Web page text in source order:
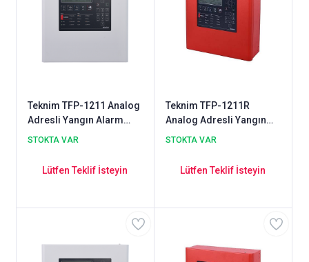
Teknim TFP-1211 Analog
Adresli Yangın Alarm
Paneli 1 Loop
STOKTA VAR
Lütfen Teklif İsteyin
Teknim TFP-1211R
Analog Adresli Yangın
Alarm Paneli 1 Loop
STOKTA VAR
Lütfen Teklif İsteyin